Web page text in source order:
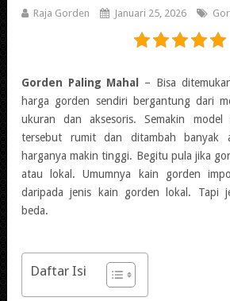
Raja Gorden Januari 25, 2026
Gorden Paling Mahal – Bisa
harga gorden sendiri bergantung dari
ukuran dan aksesoris. Semakin
tersebut rumit dan ditambah banyak
harganya makin tinggi. Begitu pula jika
atau lokal. Umumnya kain gorden
daripada jenis kain gorden lokal. Tapi
beda.
Daftar Isi